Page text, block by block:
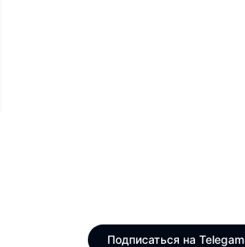
Подписаться на Telegam